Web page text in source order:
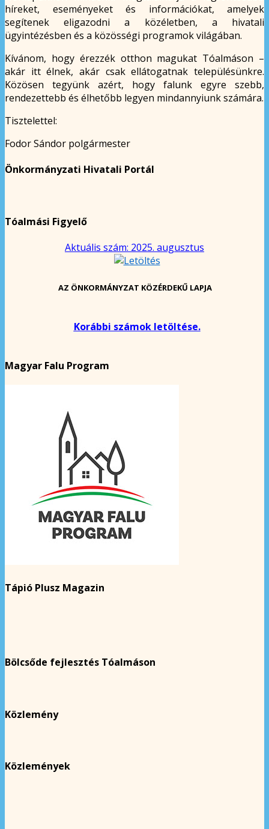
híreket, eseményeket és információkat, amelyek
segítenek eligazodni a közéletben, a hivatali
ügyintézésben és a közösségi programok világában.
Kívánom, hogy érezzék otthon magukat Tóalmáson –
akár itt élnek, akár csak ellátogatnak településünkre.
Közösen tegyünk azért, hogy falunk egyre szebb,
rendezettebb és élhetőbb legyen mindannyiunk számára.
Tisztelettel:
Fodor Sándor polgármester
Önkormányzati Hivatali Portál
Tóalmási Figyelő
Aktuális szám: 2025. augusztus
AZ ÖNKORMÁNYZAT KÖZÉRDEKŰ LAPJA
Korábbi számok letöltése.
Magyar Falu Program
Tápió Plusz Magazin
Bölcsőde fejlesztés Tóalmáson
Közlemény
Közlemények